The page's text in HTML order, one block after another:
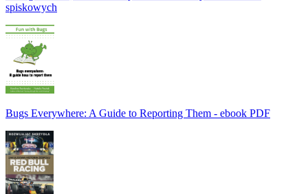
spiskowych
Bugs Everywhere: A Guide to Reporting Them - ebook PDF